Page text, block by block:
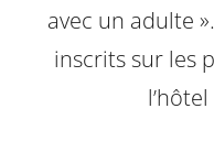
avec un adulte
inscrits sur les